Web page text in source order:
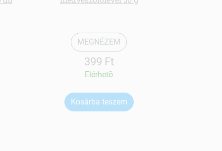
MEGNÉZEM
399 Ft
Elérhetõ
Kosárba teszem